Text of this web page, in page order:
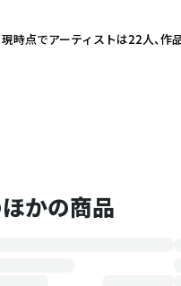
時点でアーティストは22人、作
かの商品